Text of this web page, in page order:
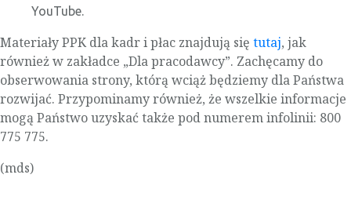
YouTube.
Materiały PPK dla kadr i płac znajdują się tutaj, jak
również w zakładce „Dla pracodawcy”. Zachęcamy do
obserwowania strony, którą wciąż będziemy dla Państwa
rozwijać. Przypominamy również, że wszelkie informacje
mogą Państwo uzyskać także pod numerem infolinii: 800
775 775.
(mds)